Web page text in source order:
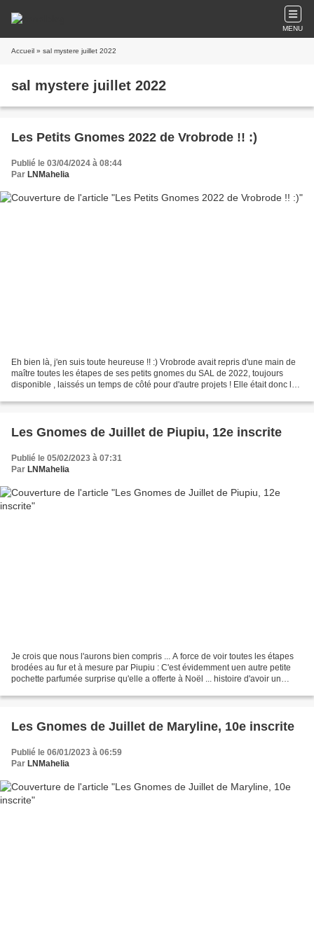
MENU
Accueil » sal mystere juillet 2022
sal mystere juillet 2022
Les Petits Gnomes 2022 de Vrobrode !! :)
Publié le 03/04/2024 à 08:44
Par LNMahelia
Eh bien là, j'en suis toute heureuse !! :) Vrobrode avait repris d'une main de
maître toutes les étapes de ses petits gnomes du SAL de 2022, toujours
disponible , laissés un temps de côté pour d'autre projets ! Elle était donc la
Les Gnomes de Juillet de Piupiu, 12e inscrite
Publié le 05/02/2023 à 07:31
Par LNMahelia
Je crois que nous l'aurons bien compris ... A force de voir toutes les étapes
brodées au fur et à mesure par Piupiu : C'est évidemment uen autre petite
pochette parfumée surprise qu'elle a offerte à Noël ... histoire d'avoir un
Les Gnomes de Juillet de Maryline, 10e inscrite
Publié le 06/01/2023 à 06:59
Par LNMahelia